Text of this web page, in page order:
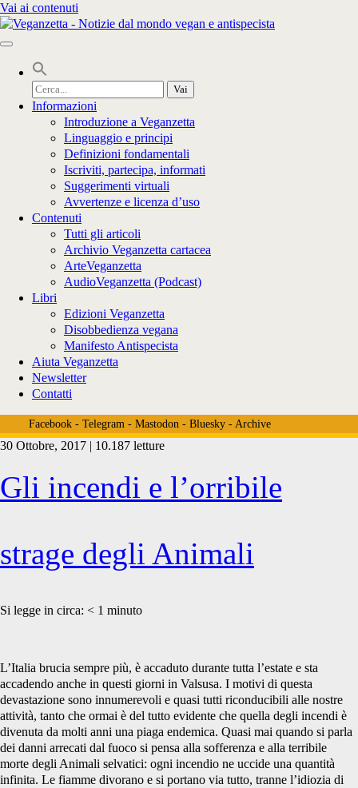
Vai ai contenuti
Cerca
per:
Informazioni
Introduzione a Veganzetta
Linguaggio e principi
Definizioni fondamentali
Iscriviti, partecipa, informati
Suggerimenti virtuali
Avvertenze e licenza d’uso
Contenuti
Tutti gli articoli
Archivio Veganzetta cartacea
ArteVeganzetta
AudioVeganzetta (Podcast)
Libri
Edizioni Veganzetta
Disobbedienza vegana
Manifesto Antispecista
Aiuta Veganzetta
Newsletter
Contatti
Facebook- Telegram- Mastodon- Bluesky- Archive
Tag:
<span>incendi
valsusa</span>
30 Ottobre, 2017 | 10.187 letture
Gli incendi e l’orribile
strage degli Animali
Si legge in circa: < 1 minuto
L’Italia brucia sempre più, è accaduto durante tutta l’estate e sta
accadendo anche in questi giorni in Valsusa. I motivi di questa
devastazione sono innumerevoli e quasi tutti riconducibili alle nostre
attività, tanto che ormai è del tutto evidente che quella degli incendi è
divenuta da molti anni una piaga endemica. Quasi mai quando si parla
dei danni arrecati dal fuoco si pensa alla sofferenza e alla terribile
morte degli Animali selvatici: ogni incendio ne uccide una quantità
infinita. Le fiamme divorano e si portano via tutto, tranne l’idiozia di